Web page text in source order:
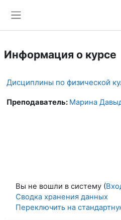
Информация о курсе
Дисциплины по физической
Преподаватель: Марина
Вы не вошли в систему (
Сводка хранения данных
Переключить на